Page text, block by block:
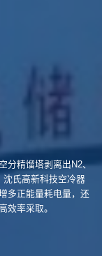
分精馏塔剥离出N2、
沈氏高新科技空冷器
多正能量耗电量，还
效率采取。